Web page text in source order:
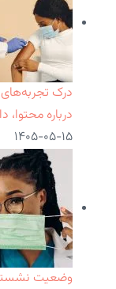
درباره محتوا،
۱۴۰۵-۰۵-۱۵
وضعیت نشستن